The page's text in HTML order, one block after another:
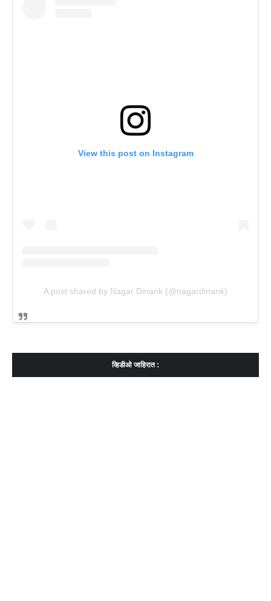
View this post on Instagram
A post shared by Nagar Dinank (@nagardinank)
व्हिडीओ जाहिरात :